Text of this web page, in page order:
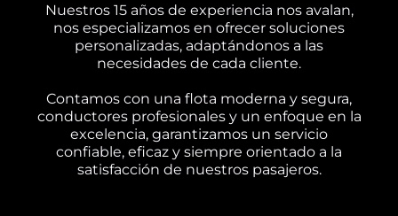
Nuestros 15 años de experiencia nos avalan,
nos especializamos en ofrecer soluciones
personalizadas, adaptándonos a las
necesidades de cada cliente.
Contamos con una flota moderna y segura,
conductores profesionales y un enfoque en la
excelencia, garantizamos un servicio
confiable, eficaz y siempre orientado a la
satisfacción de nuestros pasajeros.